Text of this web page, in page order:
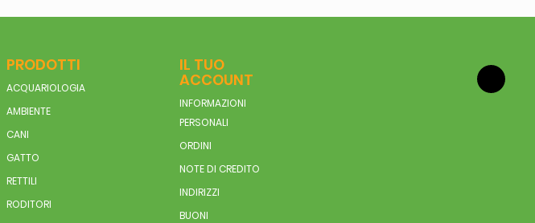
PRODOTTI
ACQUARIOLOGIA
AMBIENTE
CANI
GATTO
RETTILI
RODITORI
IL TUO
ACCOUNT
INFORMAZIONI
PERSONALI
ORDINI
NOTE DI CREDITO
INDIRIZZI
BUONI